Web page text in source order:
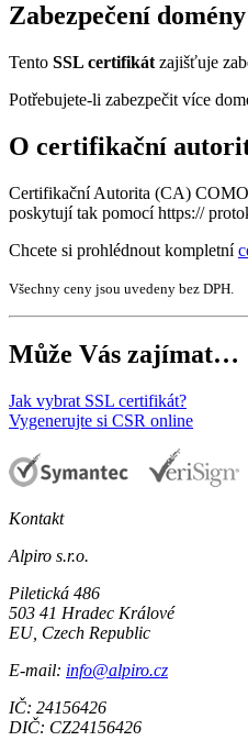
Zabezpečení domény
Tento SSL certifikát zajišťuje
Potřebujete-li zabezpečit více
O certifikační
Certifikační Autorita (CA)
poskytují tak pomocí https://
Chcete si prohlédnout kompletní
Všechny ceny jsou uvedeny bez DPH.
Může Vás zajímat…
Jak vybrat SSL certifikát?
Vygenerujte si CSR online
Kontakt
Alpiro s.r.o.
Piletická 486
503 41 Hradec Králové
EU, Czech Republic
E-mail: info@alpiro.cz
IČ: 24156426
DIČ: CZ24156426